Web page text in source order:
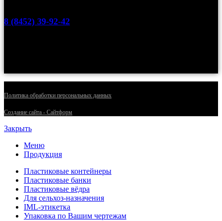
8 (8452) 39-92-42
Политика обработки персональных данных
Cоздание сайта - Сайтформ
Закрыть
Меню
Продукция
Пластиковые контейнеры
Пластиковые банки
Пластиковые вёдра
Для сельхоз-назначения
IML-этикетка
Упаковка по Вашим чертежам